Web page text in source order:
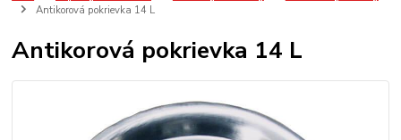
Antikorová pokrievka 14 L
Antikorová pokrievka 14 L